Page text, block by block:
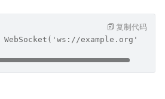
WebSocket('ws://example.org');
复制代码